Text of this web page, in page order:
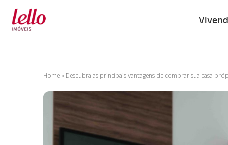
Home » Descubra as principais vantagens de comprar sua casa